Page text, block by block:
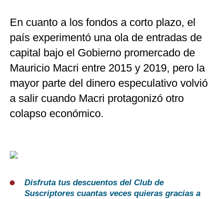
En cuanto a los fondos a corto plazo, el
país experimentó una ola de entradas de
capital bajo el Gobierno promercado de
Mauricio Macri entre 2015 y 2019, pero la
mayor parte del dinero especulativo volvió
a salir cuando Macri protagonizó otro
colapso económico.
Disfruta tus descuentos del Club de
Suscriptores cuantas veces quieras gracias a